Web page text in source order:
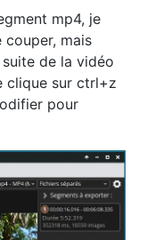
mp4, je
couper, mais
de la vidéo
clique sur ctrl+z
pour